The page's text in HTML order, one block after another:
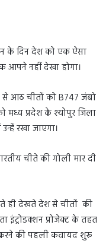
के दिन देश को एक ऐसा
आपने नहीं देखा होगा।
से आठ चीतों को B747 जंबो
मध्य प्रदेश के श्योपुर जिला
रखा जाएगा।
चीते की गोली मार दी
देखते देश से चीतों की
इंट्रोडक्शन प्रोजेक्ट के तहत
करने की पहली कवायद शुरू